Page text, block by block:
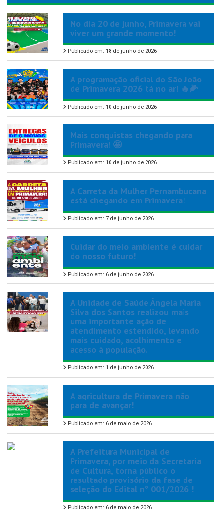
No dia 20 de junho, Primavera vai
viver um grande momento!
Publicado em: 18 de junho de 2026
A programação oficial do São João
de Primavera 2026 tá no ar! 🔥🌽
Publicado em: 10 de junho de 2026
Mais conquistas chegando para
Primavera! 🤩
Publicado em: 10 de junho de 2026
A Carreta da Mulher Pernambucana
está chegando em Primavera!
Publicado em: 7 de junho de 2026
Cuidar do meio ambiente é cuidar
do nosso futuro!
Publicado em: 6 de junho de 2026
A Unidade de Saúde Ângela Maria
Silva dos Santos realizou mais
uma importante ação de
atendimento estendido, levando
mais cuidado, acolhimento e
acesso à população.
Publicado em: 1 de junho de 2026
A agricultura de Primavera não
para de avançar!
Publicado em: 6 de maio de 2026
A Prefeitura Municipal de
Primavera, por meio da Secretaria
de Cultura, torna público o
resultado provisório da fase de
seleção do Edital nº 001/2026 !
Publicado em: 6 de maio de 2026